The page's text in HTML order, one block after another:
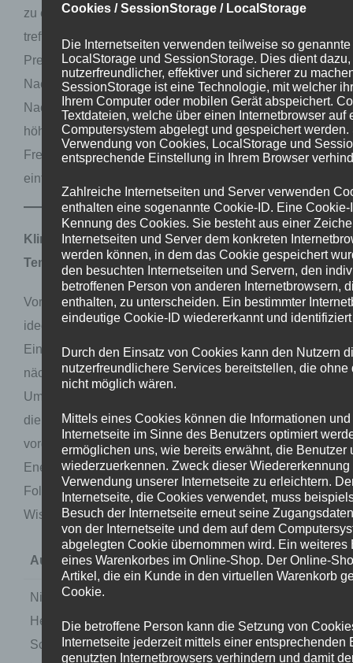
zu entkräften. Dort wo sich Angebot und Nachfrage
treffen, bildet sich nach der Markt-Theorie der beste
Preis. Dies gilt aber nur für freie Märkte. Wird eine
Nachfrage erzwungen (z.B. über Gesetze) wird die
Nachfragekurve künstlich verschoben und ein anderer,
höherer Preis, ist das Resultat. Ein Preis, der bei
Freiwilligkeit nie erreicht wird – denn wer ist schon so
einfältig und kauft freiwillig sinnlose Zertifikate?
Klimafakten zu Umwelt-Entwicklungen und
Temperatur
Vor allem in den öffentlich-rechtlichen Medien und
ideologisch geprägten Tageszeitungen wird der
Eindruck vermittelt, dass ein Temperaturrekord den
nächsten jagt, es „Temperaturexplosionen“ gäbe,
Umweltkatastrophen an der Tagesordnung sind und
die Kosten für die von der Öko-Lobby
vorgeschlagenen Maßnahmen (z.B. für erneuerbare
Energien oder E-Mobilität) geringer seien, als die
Folgekosten des Klimawandels. Bestätigt die
Wissenschaft dieses Bild? Nicht wirklich.
Aussage Verfasser / Quelle
Nigel Calder, langjähriger
Herausgeber der „New
Scientist“, prognostizierte
Thermometer and the
Energy & Environment,
Cookies / SessionStorage / LocalStorage
Die Internetseiten verwenden teilweise so
LocalStorage und SessionStorage. Dies dient
nutzerfreundlicher, effektiver und sicherer zu
SessionStorage ist eine Technologie, mit welcher
Ihrem Computer oder mobilen Gerät abspeichert.
Textdateien, welche über einen Internetbrowser auf
Computersystem abgelegt und gespeichert
Verwendung von Cookies, LocalStorage und
entsprechende Einstellung in Ihrem Browser
Zahlreiche Internetseiten und Server verwenden
enthalten eine sogenannte Cookie-ID. Eine
Kennung des Cookies. Sie besteht aus einer
Internetseiten und Server dem konkreten
werden können, in dem das Cookie gespeichert
den besuchten Internetseiten und Servern, den
betroffenen Person von anderen Internetbrowsern,
enthalten, zu unterscheiden. Ein bestimmter
eindeutige Cookie-ID wiedererkannt und
Durch den Einsatz von Cookies kann den Nutzern
nutzerfreundlichere Services bereitstellen, die
nicht möglich wären.
Mittels eines Cookies können die Informationen
Internetseite im Sinne des Benutzers optimiert
ermöglichen uns, wie bereits erwähnt, die Benutzer
wiederzuerkennen. Zweck dieser
Verwendung unserer Internetseite zu erleichtern.
Internetseite, die Cookies verwendet, muss
Besuch der Internetseite erneut seine
von der Internetseite und dem auf dem
abgelegten Cookie übernommen wird. Ein weiteres
eines Warenkorbes im Online-Shop. Der Online-
Artikel, die ein Kunde in den virtuellen Warenkorb
Cookie.
Die betroffene Person kann die Setzung von
Internetseite jederzeit mittels einer entsprechenden
genutzten Internetbrowsers verhindern und damit